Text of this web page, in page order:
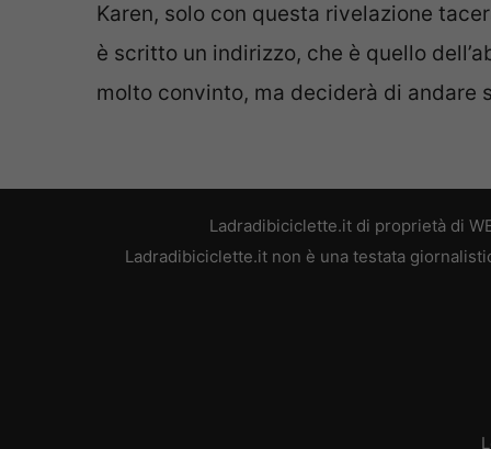
Karen, solo con questa rivelazione
è scritto un indirizzo, che è quello
molto convinto, ma deciderà di andare
Ladradibiciclette.it di proprietà di
Ladradibiciclette.it non è una testata